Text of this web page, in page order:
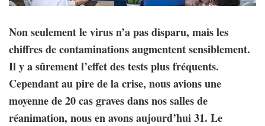
Non seulement le virus n’a pas disparu, mais les
chiffres de contaminations augmentent sensiblement.
Il y a sûrement l’effet des tests plus fréquents.
Cependant au pire de la crise, nous avions une
moyenne de 20 cas graves dans nos salles de
réanimation, nous en avons aujourd’hui 31. Le